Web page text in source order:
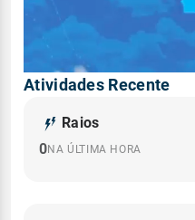
Atividades Recente
Raios
0NA ÚLTIMA HORA